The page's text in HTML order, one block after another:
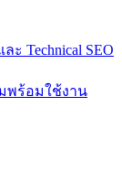
Technical SEO
พร้อมใช้งาน